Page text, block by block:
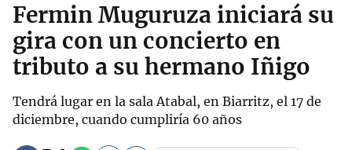
Fermin Muguruza iniciará su
gira con un concierto en
tributo a su hermano Iñigo
Tendrá lugar en la sala Atabal, en Biarritz, el 17 de
diciembre, cuando cumpliría 60 años